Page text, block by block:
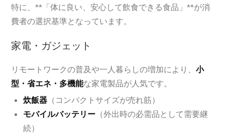
特に、**「体に良い、安心して飲食できる食品」**が消
費者の選択基準となっています。
家電・ガジェット
リモートワークの普及や一人暮らしの増加により、小
型・省エネ・多機能な家電製品が人気です。
炊飯器 （コンパクトサイズが売れ筋）
モバイルバッテリー （外出時の必需品として需要継
続）